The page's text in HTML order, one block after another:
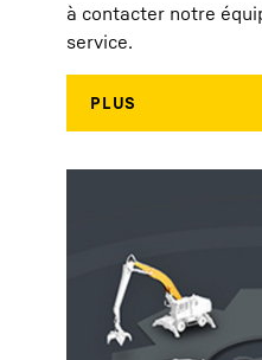
à contacter notre
service.